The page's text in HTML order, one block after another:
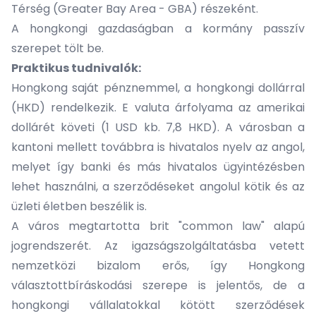
Térség (Greater Bay Area - GBA) részeként.
A hongkongi gazdaságban a kormány passzív
szerepet tölt be.
Praktikus tudnivalók:
Hongkong saját pénznemmel, a hongkongi dollárral
(HKD) rendelkezik. E valuta árfolyama az amerikai
dollárét követi (1 USD kb. 7,8 HKD). A városban a
kantoni mellett továbbra is hivatalos nyelv az angol,
melyet így banki és más hivatalos ügyintézésben
lehet használni, a szerződéseket angolul kötik és az
üzleti életben beszélik is.
A város megtartotta brit "common law" alapú
jogrendszerét. Az igazságszolgáltatásba vetett
nemzetközi bizalom erős, így Hongkong
választottbíráskodási szerepe is jelentős, de a
hongkongi vállalatokkal kötött szerződések